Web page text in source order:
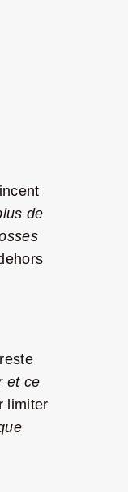
de
et ce
limiter